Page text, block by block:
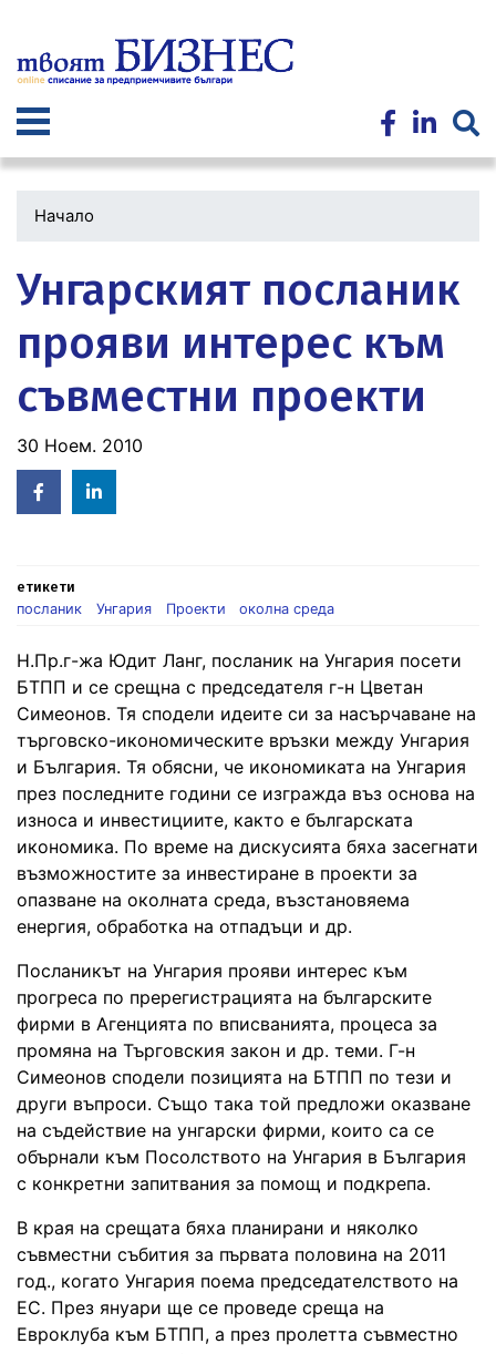
към
основното
Начало
Унгарският посланик
прояви интерес към
съвместни проекти
30 Ноем. 2010
Facebook
in
етикети
посланик
Унгария Проекти околна среда
Н.Пр.г-жа Юдит Ланг, посланик на Унгария посети
БТПП и се срещна с председателя г-н Цветан
Симеонов. Тя сподели идеите си за насърчаване на
търговско-икономическите връзки между Унгария
и България. Тя обясни, че икономиката на Унгария
през последните години се изгражда въз основа на
износа и инвестициите, както е българската
икономика. По време на дискусията бяха засегнати
възможностите за инвестиране в проекти за
опазване на околната среда, възстановяема
енергия, обработка на отпадъци и др.
Посланикът на Унгария прояви интерес към
прогреса по пререгистрацията на българските
фирми в Агенцията по вписванията, процеса за
промяна на Търговския закон и др. теми. Г-н
Симеонов сподели позицията на БТПП по тези и
други въпроси. Също така той предложи оказване
на съдействие на унгарски фирми, които са се
обърнали към Посолството на Унгария в България
с конкретни запитвания за помощ и подкрепа.
В края на срещата бяха планирани и няколко
съвместни събития за първата половина на 2011
год., когато Унгария поема председателството на
ЕС. През януари ще се проведе среща на
Евроклуба към БТПП, а през пролетта съвместно